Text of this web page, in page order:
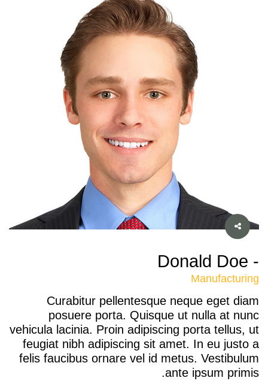
- Donald Doe
Manufacturing
Curabitur pellentesque neque eget diam
posuere porta. Quisque ut nulla at nunc
vehicula lacinia. Proin adipiscing porta tellus, ut
feugiat nibh adipiscing sit amet. In eu justo a
felis faucibus ornare vel id metus. Vestibulum
ante ipsum primis.